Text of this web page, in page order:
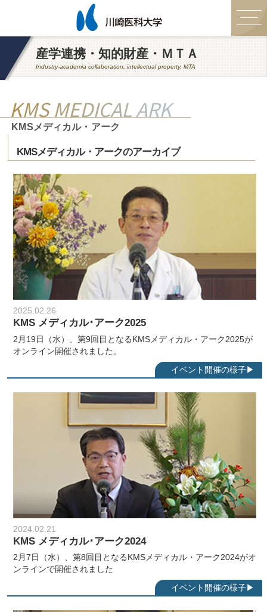
産学連携・知的財産・ＭＴＡ
Industry-academia collaboration, intellectual property, MTA
KMS MEDICAL ARK
KMSメディカル・アーク
KMSメディカル・アークのアーカイブ
2025.02.26
KMS メディカル･アーク2025
2月19日（水）、第9回目となるKMSメディカル・アーク2025が
オンライン開催されました。
2024.02.21
KMS メディカル･アーク2024
2月7日（水）、第8回目となるKMSメディカル・アーク2024がオ
ンラインで開催されました